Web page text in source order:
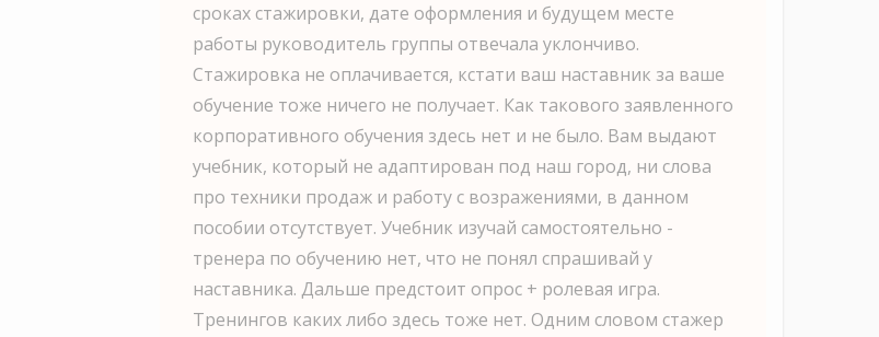
сроках стажировки, дате оформления и будущем месте
работы руководитель группы отвечала уклончиво.
Стажировка не оплачивается, кстати ваш наставник за ваше
обучение тоже ничего не получает. Как такового заявленного
корпоративного обучения здесь нет и не было. Вам выдают
учебник, который не адаптирован под наш город, ни слова
про техники продаж и работу с возражениями, в данном
пособии отсутствует. Учебник изучай самостоятельно -
тренера по обучению нет, что не понял спрашивай у
наставника. Дальше предстоит опрос + ролевая игра.
Тренингов каких либо здесь тоже нет. Одним словом стажер